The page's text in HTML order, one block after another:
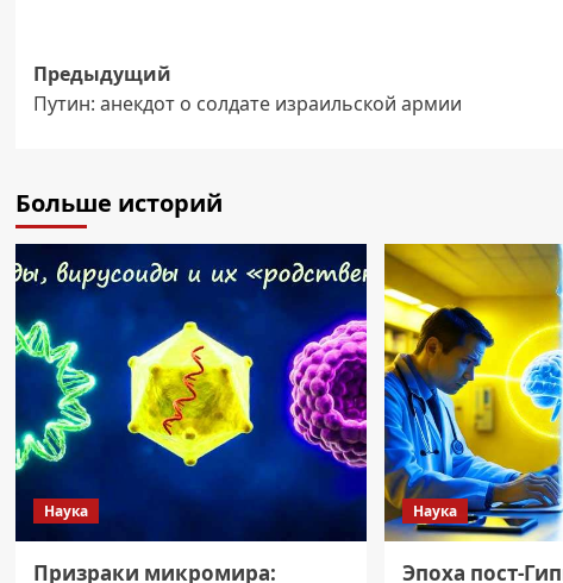
Навигация
записи
Предыдущий
Путин: анекдот о солдате израильской армии
Больше историй
Наука
Призраки микромира:
Наука
Эпоха пост-